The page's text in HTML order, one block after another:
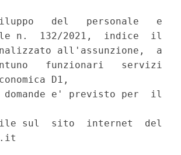
del   personale   e
n.  132/2021,  indice  il
all'assunzione,  a
funzionari   servizi
D1,
e' previsto per  il
sul  sito  internet  del